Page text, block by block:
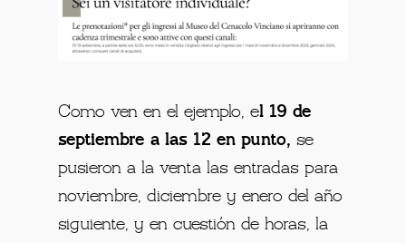
Como ven en el ejemplo, el 19 de
septiembre a las 12 en punto, se
pusieron a la venta las entradas para
noviembre, diciembre y enero del año
siguiente, y en cuestión de horas, la